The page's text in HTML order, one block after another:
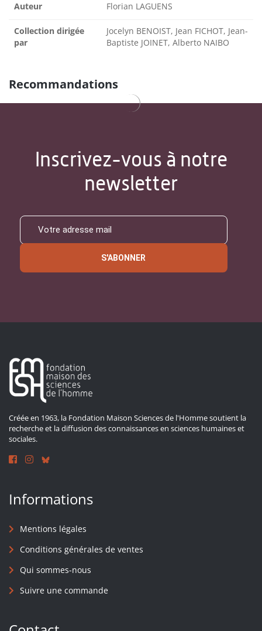
Auteur Florian LAGUENS
Collection dirigée
par
Jocelyn BENOIST, Jean FICHOT, Jean-
Baptiste JOINET, Alberto NAIBO
Recommandations
Inscrivez-vous à notre
newsletter
S'ABONNER
Créée en 1963, la Fondation Maison Sciences de l'Homme soutient la
recherche et la diffusion des connaissances en sciences humaines et
sociales.
Informations
Mentions légales
Conditions générales de ventes
Qui sommes-nous
Suivre une commande